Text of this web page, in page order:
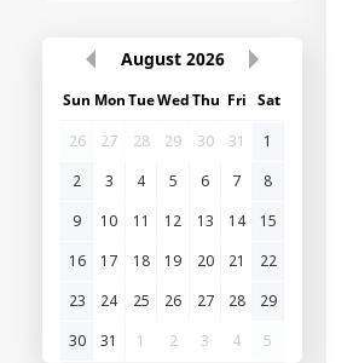
August 2026
Sun MonTueWedThu Fri Sat
26
27 28 29 30 31
1
2
3 4 5 6 7
8
9
10 11 12 13 14
15
16
17 18 19 20 21
22
23
24 25 26 27 28
29
30
31 1 2 3 4 5